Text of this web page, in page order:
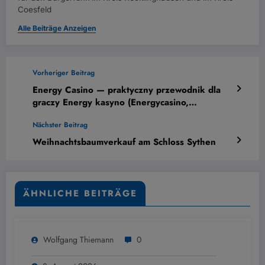
Coesfeld
Alle Beiträge Anzeigen
Vorheriger Beitrag
Energy Casino — praktyczny przewodnik dla
graczy Energy kasyno (Energycasino,
Nächster Beitrag
Weihnachtsbaumverkauf am Schloss Sythen
ÄHNLICHE BEITRÄGE
Wolfgang Thiemann 0